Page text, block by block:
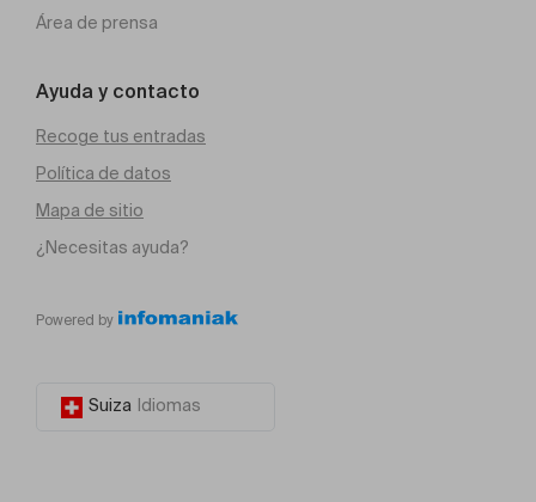
Área de prensa
Ayuda y contacto
Recoge tus entradas
Política de datos
Mapa de sitio
¿Necesitas ayuda?
Powered by
Suiza Idiomas